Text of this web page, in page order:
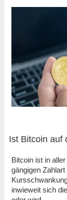
Ist Bitcoin auf
Bitcoin ist in
gängigen
inwieweit sich